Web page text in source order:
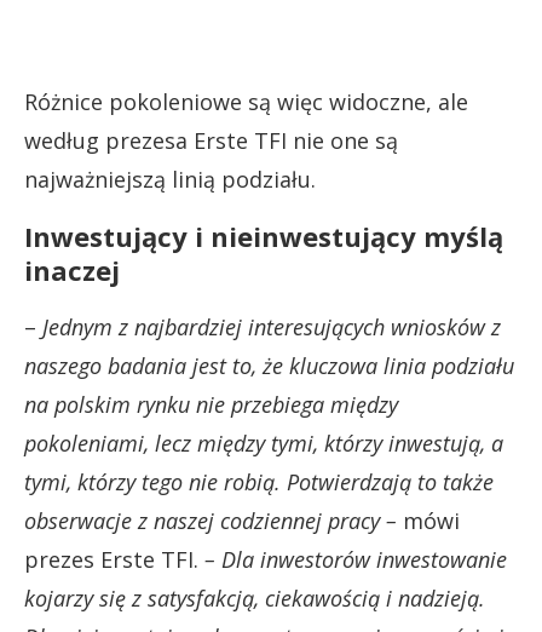
Różnice pokoleniowe są więc widoczne, ale
według prezesa Erste TFI nie one są
najważniejszą linią podziału.
Inwestujący i nieinwestujący myślą
inaczej
– Jednym z najbardziej interesujących wniosków z
naszego badania jest to, że kluczowa linia podziału
na polskim rynku nie przebiega między
pokoleniami, lecz między tymi, którzy inwestują, a
tymi, którzy tego nie robią. Potwierdzają to także
obserwacje z naszej codziennej pracy – mówi
prezes Erste TFI. – Dla inwestorów inwestowanie
kojarzy się z satysfakcją, ciekawością i nadzieją.